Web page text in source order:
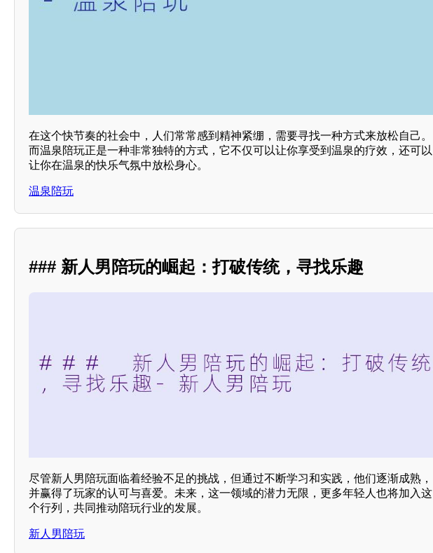
在这个快节奏的社会中，人们常常感到精神紧绷，需要寻找一种方式来放松自己。
而温泉陪玩正是一种非常独特的方式，它不仅可以让你享受到温泉的疗效，还可以
让你在温泉的快乐气氛中放松身心。
温泉陪玩
### 新人男陪玩的崛起：打破传统，寻找乐趣
尽管新人男陪玩面临着经验不足的挑战，但通过不断学习和实践，他们逐渐成熟，
并赢得了玩家的认可与喜爱。未来，这一领域的潜力无限，更多年轻人也将加入这
个行列，共同推动陪玩行业的发展。
新人男陪玩